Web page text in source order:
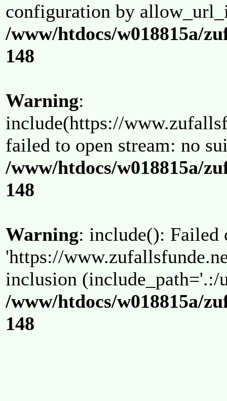
configuration by
/www/htdocs/w018815a/
148
Warning:
include(https://
failed to open stream: no
/www/htdocs/w018815a/
148
Warning: include(): Failed
'https://
inclusion (include_path='.:/
/www/htdocs/w018815a/
148